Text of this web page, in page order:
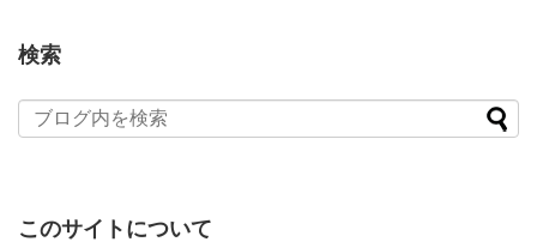
検索
このサイトについて